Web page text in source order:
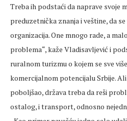
Treba ih podstaći da naprave svoje
preduzetnička znanja i veštine, da
organizacija. One mnogo rade, a
problema“, kaže Vladisavljević i
ruralnom turizmu o kojem se sve
komercijalnom potencijalu Srbije.
poboljšao, država treba da reši
ostalog, i transport, odnosno